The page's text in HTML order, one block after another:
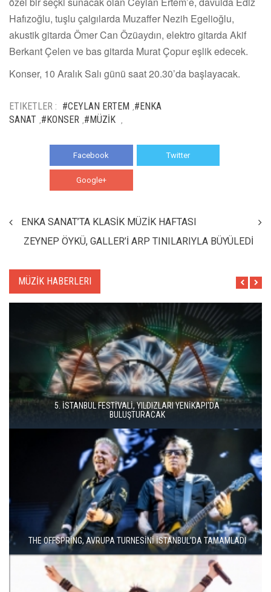
Hafızoğlu, tuşlu çalgılarda Muzaffer Nezih Egelioğlu,
akustik gitarda Ömer Can Özüaydın, elektro gitarda Akif
Berkant Çelen ve bas gitarda Murat Çopur eşlik edecek.
Konser, 10 Aralık Salı günü saat 20.30’da başlayacak.
ETIKETLER : #CEYLAN ERTEM #ENKA
SANAT #KONSER #MÜZİK
Facebook Twitter
Google+
ENKA SANAT’TA KLASİK MÜZİK HAFTASI
ZEYNEP ÖYKÜ, GALLER’İ ARP TINILARIYLA BÜYÜLEDİ
MÜZİK HABERLERI
İSTANBUL MÜZİK FESTİVALİ'NDE TURGAY ERDENER'DEN
"KÖROĞLU" ÇAĞRISI
MODERN METALİN ÖNCÜSÜ TRİVİUM İSTANBUL'A GELİYOR